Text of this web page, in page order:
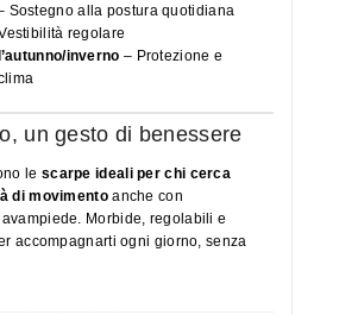
Sostegno alla postura quotidiana
regolare
inverno – Protezione e
un gesto di benessere
le scarpe ideali per chi cerca
di movimentoanche con
Morbide, regolabili e
accompagnarti ogni giorno, senza